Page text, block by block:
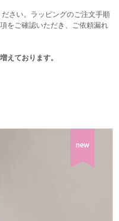
ださい。ラッピングのご注文手順
をご確認いただき、ご依頼漏れ
えております。
new